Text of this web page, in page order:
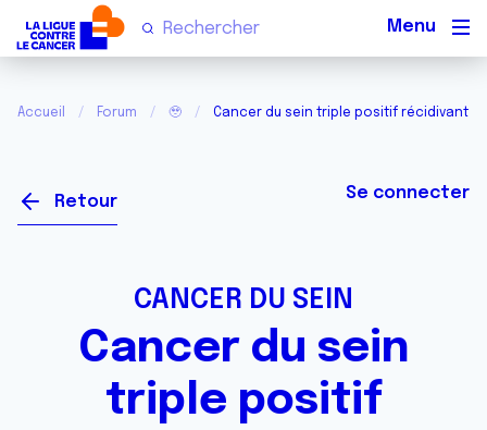
Accueil Forum 🥹 Cancer du sein triple positif récidivant
Retour Se connecter
CANCER DU SEIN
Cancer du sein
triple positif